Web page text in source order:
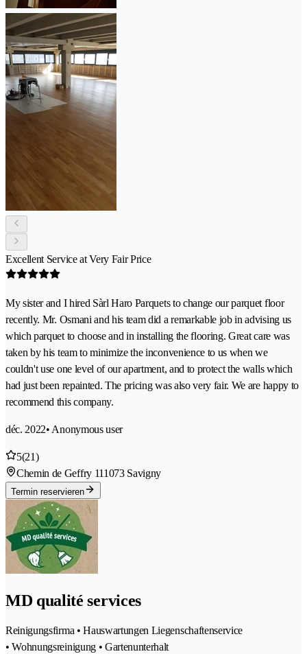
Excellent Service at Very Fair Price
My sister and I hired Sàrl Haro Parquets to change our parquet floor
recently. Mr. Osmani and his team did a remarkable job in advising us
which parquet to choose and in installing the flooring. Great care was
taken by his team to minimize the inconvenience to us when we
couldn't use one level of our apartment, and to protect the walls which
had just been repainted. The pricing was also very fair. We are happy to
recommend this company.
déc. 2022• Anonymous user
5(21)
Chemin de Geffry 111073 Savigny
Termin reservieren
MD qualité services
Reinigungsfirma • Hauswartungen Liegenschaftenservice
• Wohnungsreinigung • Gartenunterhalt